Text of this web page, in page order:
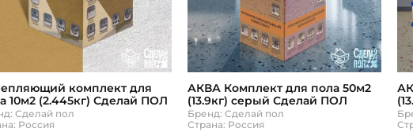
комплект для
10м2 (2.445кг) Сделай ПОЛ
Сделай пол
Россия
АКВА Комплект для пола 50м2
(13.9кг) серый Сделай ПОЛ
Бренд: Сделай пол
Страна: Россия